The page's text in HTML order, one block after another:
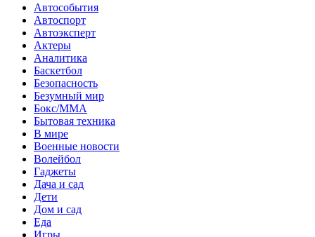
Автособытия
Автоспорт
Автоэксперт
Актеры
Аналитика
Баскетбол
Безопасность
Безумный мир
Бокс/MMA
Бытовая техника
В мире
Военные новости
Волейбол
Гаджеты
Дача и сад
Дети
Дом и сад
Еда
Игры